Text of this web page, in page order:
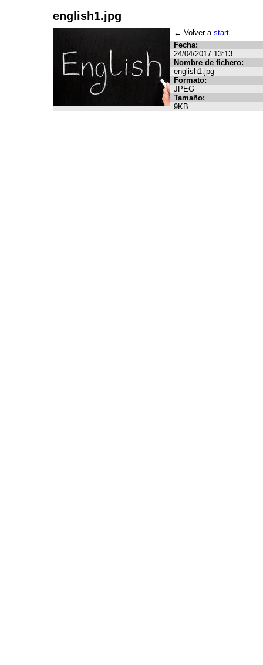
english1.jpg
← Volver astart
Fecha:
24/04/2017 13:13
Nombre de fichero:
english1.jpg
Formato:
JPEG
Tamaño:
9KB